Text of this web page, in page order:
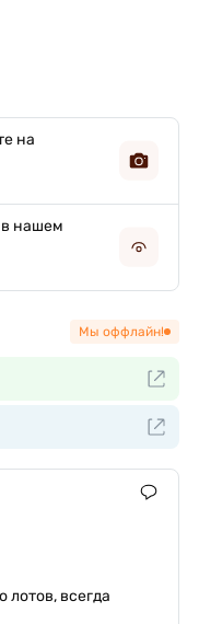
на
в нашем
Мы оффлайн!
лотов, всегда